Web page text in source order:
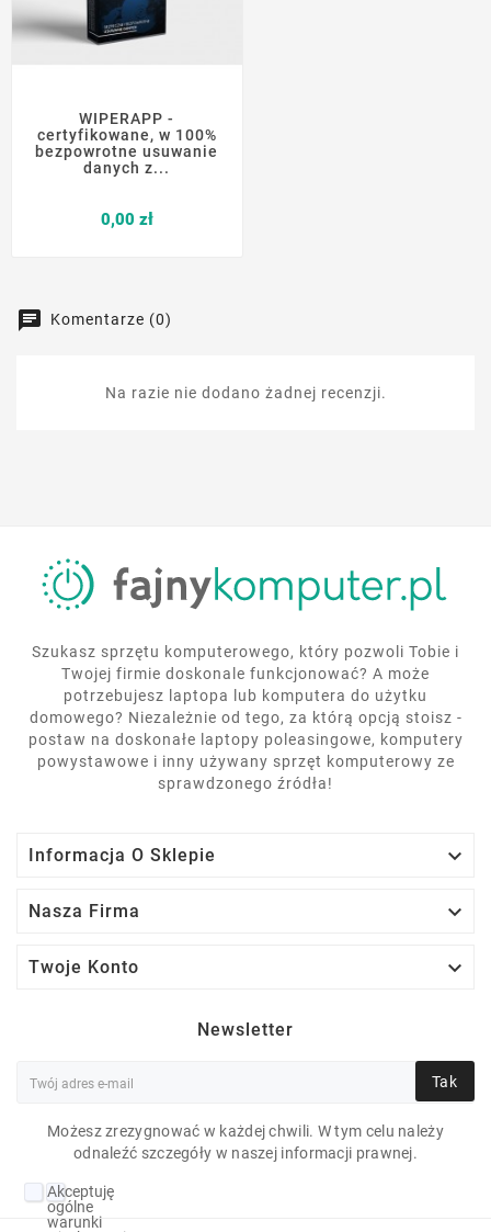
WIPERAPP -
certyfikowane, w 100%
bezpowrotne usuwanie
danych z...
0,00 złCena
Komentarze (0)
Na razie nie dodano żadnej recenzji.
Szukasz sprzętu komputerowego, który pozwoli Tobie i
Twojej firmie doskonale funkcjonować? A może
potrzebujesz laptopa lub komputera do użytku
domowego? Niezależnie od tego, za którą opcją stoisz -
postaw na doskonałe laptopy poleasingowe, komputery
powystawowe i inny używany sprzęt komputerowy ze
sprawdzonego źródła!
Informacja O Sklepie 
Nasza Firma 
Twoje Konto 
Newsletter
Tak
Możesz zrezygnować w każdej chwili. W tym celu należy
odnaleźć szczegóły w naszej informacji prawnej.
Akceptuję
ogólne
warunki